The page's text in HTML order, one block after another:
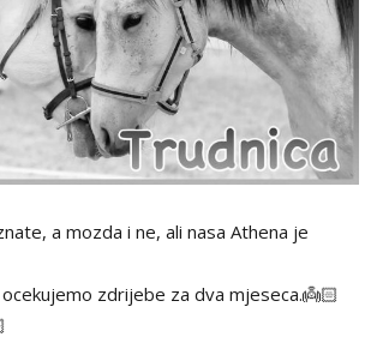
a mozda i ne, ali nasa Athena je
zdrijebe za dva mjeseca.👼🏻